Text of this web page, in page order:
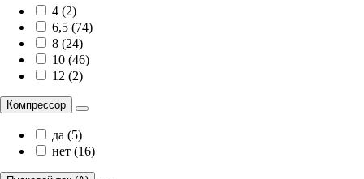
4 (2)
6,5 (74)
8 (24)
10 (46)
12 (2)
Компрессор
да (5)
нет (16)